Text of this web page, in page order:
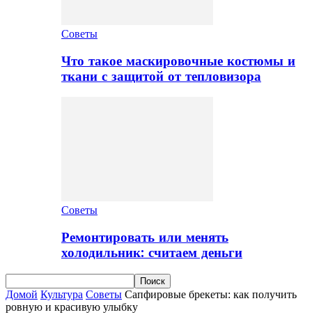
Советы
Что такое маскировочные костюмы и
ткани с защитой от тепловизора
Советы
Ремонтировать или менять
холодильник: считаем деньги
Домой Культура Советы Сапфировые брекеты: как получить
ровную и красивую улыбку